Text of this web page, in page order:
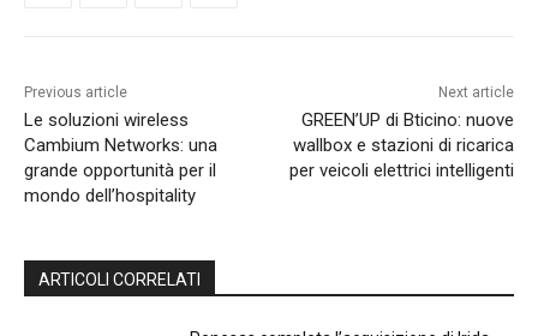
Previous article
Le soluzioni wireless
Cambium Networks: una
grande opportunità per il
mondo dell’hospitality
Next article
GREEN’UP di Bticino: nuove
wallbox e stazioni di ricarica
per veicoli elettrici intelligenti
ARTICOLI CORRELATI